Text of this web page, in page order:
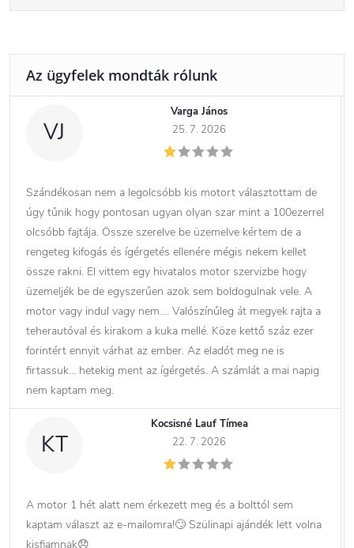
VJ
Varga János
25. 7. 2026
Szándékosan nem a legolcsóbb kis motort választottam de
úgy tűnik hogy pontosan ugyan olyan szar mint a 100ezerrel
olcsóbb fajtája. Össze szerelve be üzemelve kértem de a
rengeteg kifogás és ígérgetés ellenére mégis nekem kellet
össze rakni. El vittem egy hivatalos motor szervizbe hogy
üzemeljék be de egyszerűen azok sem boldogulnak vele. A
motor vagy indul vagy nem…. Valószínűleg át megyek rajta a
teherautóval és kirakom a kuka mellé. Köze kettő száz ezer
forintért ennyit várhat az ember. Az eladót meg ne is
firtassuk… hetekig ment az ígérgetés. A számlát a mai napig
nem kaptam meg.
KT
Kocsisné Lauf Tímea
22. 7. 2026
A motor 1 hét alatt nem érkezett meg és a bolttól sem
kaptam választ az e-mailomra!🙄 Szülinapi ajándék lett volna
kisfiamnak😞